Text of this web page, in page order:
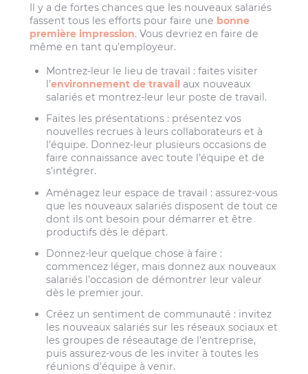
Il y a de fortes chances que les nouveaux salariés
fassent tous les efforts pour faire une bonne
première impression. Vous devriez en faire de
même en tant qu’employeur.
Montrez-leur le lieu de travail : faites visiter
l’environnement de travail aux nouveaux
salariés et montrez-leur leur poste de travail.
Faites les présentations : présentez vos
nouvelles recrues à leurs collaborateurs et à
l’équipe. Donnez-leur plusieurs occasions de
faire connaissance avec toute l’équipe et de
s’intégrer.
Aménagez leur espace de travail : assurez-vous
que les nouveaux salariés disposent de tout ce
dont ils ont besoin pour démarrer et être
productifs dès le départ.
Donnez-leur quelque chose à faire :
commencez léger, mais donnez aux nouveaux
salariés l’occasion de démontrer leur valeur
dès le premier jour.
Créez un sentiment de communauté : invitez
les nouveaux salariés sur les réseaux sociaux et
les groupes de réseautage de l’entreprise,
puis assurez-vous de les inviter à toutes les
réunions d’équipe à venir.